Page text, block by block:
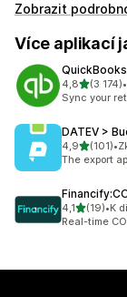
Zobrazit
Více aplikací
4,8z 5 hvězd
(3 174)
Celkový •
Sync your
DATEV >
4,9z 5 hvězd
(101)
Celkový •
The export
4,1z 5 hvězd
(19)
Celkový •K
Real-time